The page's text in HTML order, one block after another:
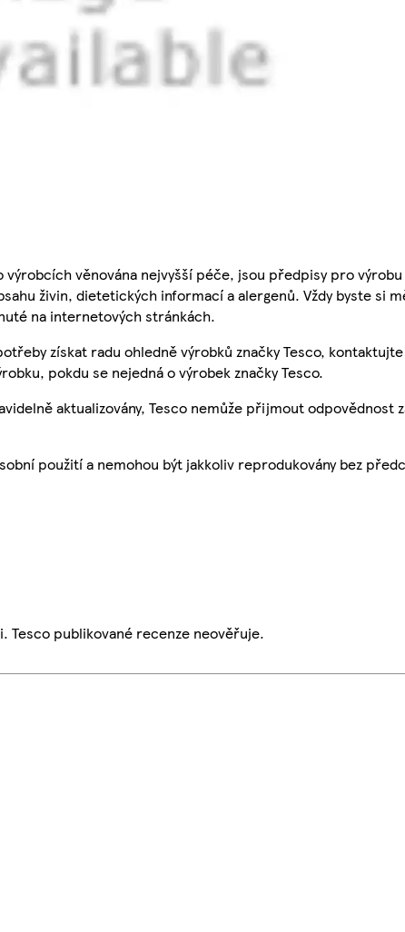
věnována nejvyšší péče, jsou předpisy pro
živin, dietetických informací a alergenů. Vždy byste si
na internetových stránkách.
získat radu ohledně výrobků značky Tesco,
pokdu se nejedná o výrobek značky Tesco.
aktualizovány, Tesco nemůže přijmout odpovědnost
použití a nemohou být jakkoliv reprodukovány bez
Tesco publikované recenze neověřuje.